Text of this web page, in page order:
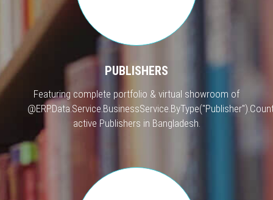
PUBLISHERS
Featuring complete portfolio & virtual showroom of
active Publishers in Bangladesh.